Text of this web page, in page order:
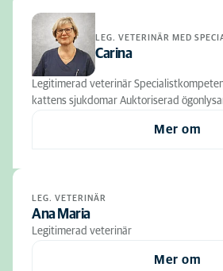
LEG. VETERINÄR MED
Carina
Legitimerad veterinär
kattens sjukdomar Auktoriserad
Mer om
LEG. VETERINÄR
Ana Maria
Legitimerad veterinär
Mer om